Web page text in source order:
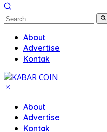
About
Advertise
Kontak
About
Advertise
Kontak